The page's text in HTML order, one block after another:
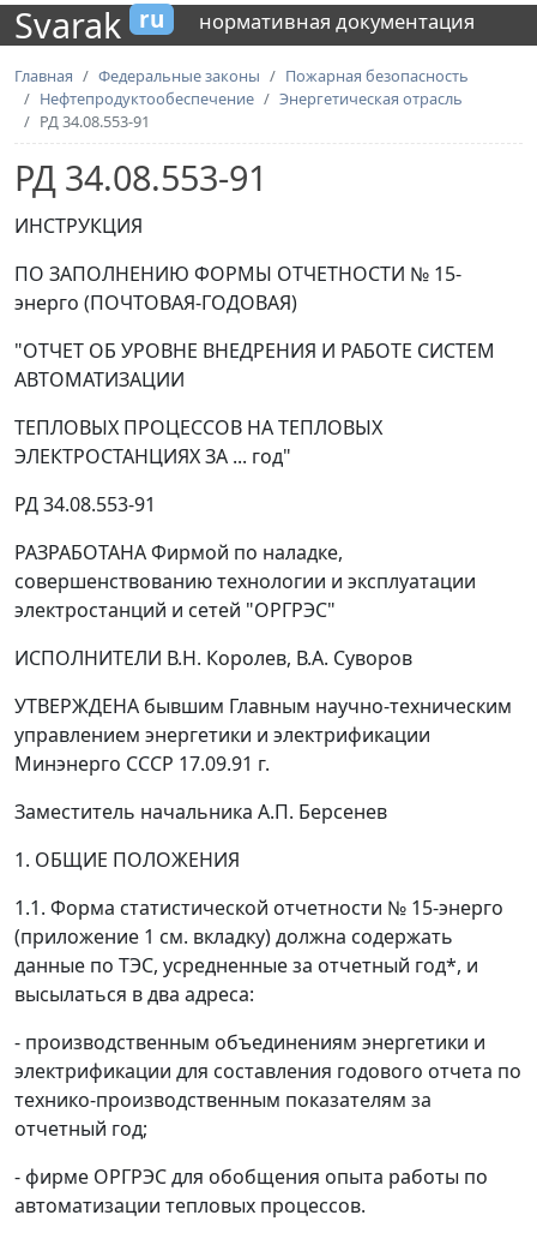
Svarak ru нормативная документация
Главная Федеральные законы
Пожарная безопасность
Нефтепродуктообеспечение
Энергетическая отрасль
РД 34.08.553-91
РД 34.08.553-91
ИНСТРУКЦИЯ
ПО ЗАПОЛНЕНИЮ ФОРМЫ ОТЧЕТНОСТИ № 15-
энерго (ПОЧТОВАЯ-ГОДОВАЯ)
"ОТЧЕТ ОБ УРОВНЕ ВНЕДРЕНИЯ И РАБОТЕ СИСТЕМ
АВТОМАТИЗАЦИИ
ТЕПЛОВЫХ ПРОЦЕССОВ НА ТЕПЛОВЫХ
ЭЛЕКТРОСТАНЦИЯХ ЗА ... год"
РД 34.08.553-91
РАЗРАБОТАНА Фирмой по наладке,
совершенствованию технологии и эксплуатации
электростанций и сетей "ОРГРЭС"
ИСПОЛНИТЕЛИ В.Н. Королев, В.А. Суворов
УТВЕРЖДЕНА бывшим Главным научно-техническим
управлением энергетики и электрификации
Минэнерго СССР 17.09.91 г.
Заместитель начальника А.П. Берсенев
1. ОБЩИЕ ПОЛОЖЕНИЯ
1.1. Форма статистической отчетности № 15-энерго
(приложение 1 см. вкладку) должна содержать
данные по ТЭС, усредненные за отчетный год*, и
высылаться в два адреса:
- производственным объединениям энергетики и
электрификации для составления годового отчета по
технико-производственным показателям за
отчетный год;
- фирме ОРГРЭС для обобщения опыта работы по
автоматизации тепловых процессов.